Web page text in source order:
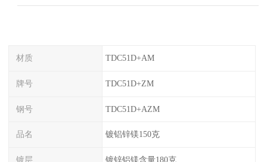
材质 TDC51D+AM
牌号 TDC51D+ZM
钢号 TDC51D+AZM
品名 镀铝锌镁150克
镀层 镀锌铝镁含量180克